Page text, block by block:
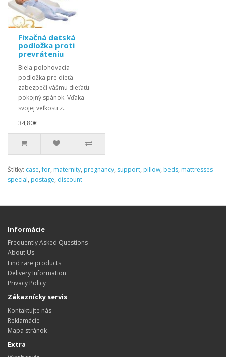
Fixačná detská
podložka proti
prevráteniu
Biela polohovacia
podložka pre dieťa
zabezpečí vášmu dieťaťu
pokojný spánok. Vďaka
svojej veľkosti z..
34,80€
Štítky: case,for, maternity, pregnancy, support, pillow, beds, mattresses
special, postage, discount
Informácie
Frequently Asked Questions
About Us
Find rare products
Delivery Information
Privacy Policy
Zákaznícky servis
Kontaktujte nás
Reklamácie
Mapa stránok
Extra